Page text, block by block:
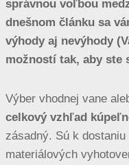
správnou voľbou
dnešnom článku sa
výhody aj nevýhody
možností tak, aby ste
Výber vhodnej vane
celkový vzhľad
zásadný. Sú k
materiálových